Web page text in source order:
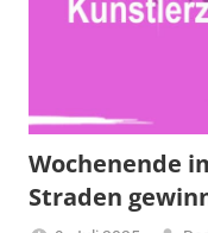
Wochenende
Straden